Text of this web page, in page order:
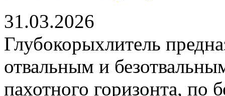
31.03.2026
Глубокорыхлитель
отвальным и
пахотного горизонта, по